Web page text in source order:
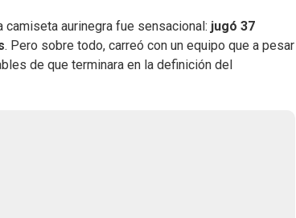
camiseta aurinegra fue sensacional: jugó 37
. Pero sobre todo, carreó con un equipo que a pesar
de que terminara en la definición del